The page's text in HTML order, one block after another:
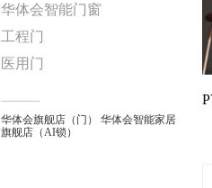
华体会智能门窗
工程门
医用门
华体会旗舰店（门）
华体会智能家居
旗舰店（AI锁）